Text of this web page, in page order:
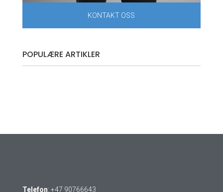
KONTAKT OSS
POPULÆRE ARTIKLER
Telefon: +47 90766643